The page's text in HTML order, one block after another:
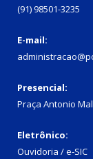
(91) 98501-3235
E-mail:
Presencial:
Praça Antonio
Eletrônico:
Ouvidoria / e-SIC